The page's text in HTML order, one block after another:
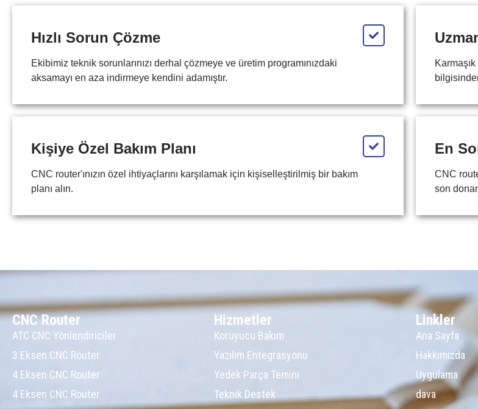
Hızlı Sorun Çözme
Ekibimiz teknik sorunlarınızı derhal çözmeye ve üretim programınızdaki
aksamayı en aza indirmeye kendini adamıştır.
Kişiye Özel Bakım Planı
CNC router'ınızın özel ihtiyaçlarını karşılamak için kişiselleştirilmiş bir bakım
planı alın.
En
CNC
son
CNC Router
ATC CNC Yönlendiriciler
3 Eksen CNC Router
4 Eksen CNC Router
4 Eksen CNC Router
Hizmetler
Koruyucu Bakım
Yazılım Entegrasyonu
Yedek Parça Temini
Teknik Destek
Linkler
Ana Sayfa
Hakkımızda
Uygulama
dava